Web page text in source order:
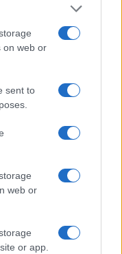
on web or
sent to
web or
or app.